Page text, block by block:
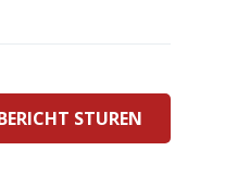
STUREN